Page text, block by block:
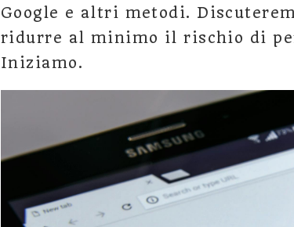
Google e altri metodi.
ridurre al minimo il rischio di
Iniziamo.